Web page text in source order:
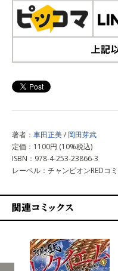
著者： 車田正美/ 岡田芽武
定価：1100円 (10%税込)
ISBN：978-4-253-23866-3
レーベル：チャンピオンREDコ